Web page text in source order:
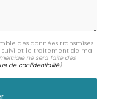
des données transmises
et le traitement de ma
ne sera faite des
de confidentialité)